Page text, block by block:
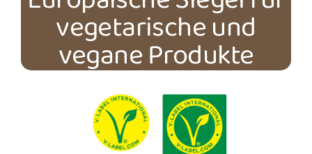
vegetarische und
vegane Produkte